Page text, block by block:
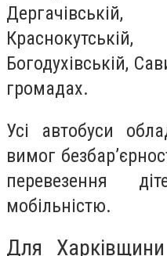
Богодухівській,
громадах.
Усі автобуси
вимог
перевезення
мобільністю.
Для